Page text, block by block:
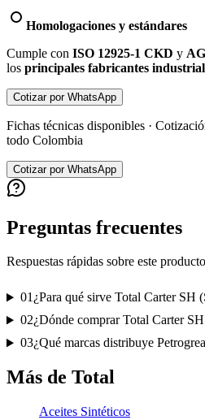
Homologaciones y estándares
Cumple con ISO 12925-1 CKD y
los principales fabricantes
Cotizar por WhatsApp
Fichas técnicas disponibles ·
todo Colombia
Cotizar por WhatsApp
Preguntas frecuentes
Respuestas rápidas sobre este producto
01¿Para qué sirve Total Carter SH
02¿Dónde comprar Total Carter
03¿Qué marcas distribuye
Más de Total
Aceites Sintéticos